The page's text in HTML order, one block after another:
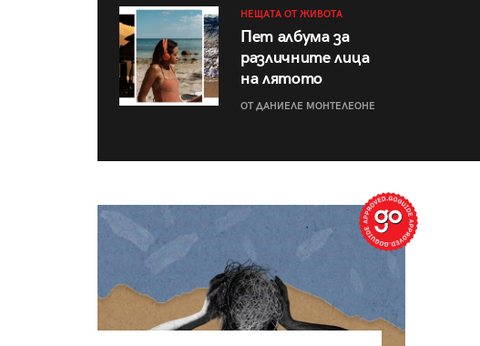
НЕЩАТА ОТ ЖИВОТА
Пет албума за
различните лица
на лятото
ОТ ДАНИЕЛЕ МОНТЕЛЕОНЕ